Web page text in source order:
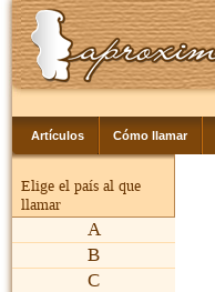
Artículos Cómo llamar
Elige el país al que
llamar
A
B
C